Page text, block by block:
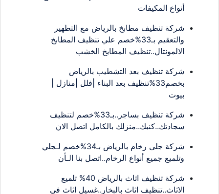
أنواع المكيفات
شركة تنظيف مطابخ بالرياض مع التطهير
والتعقيم بـ33%خصم علي تنظيف المطابخ
الالمونتال..تنظيف المطابخ الخشب
شركة تنظيف بعد التشطيب بالرياض
بخصم33%تنظيف بعد البناء |فلل |منازل |
بيوت
شركة تنظيف بساجر..بـ33%خصم لتنظيف
سجادتك..كنبك..منزلك بالكامل اتصل الان
شركة جلى رخام بالرياض بـ34%خصم لـجلي
وتلميع جميع أنواع الرخام..اتصل بنا الـأن
شركة تنظيف اثاث بالرياض 40% تلميع
الاثاث..تنظيف اثاث بالبخار..غسيل اثاث في